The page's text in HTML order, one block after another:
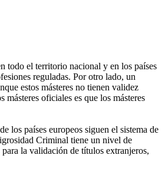
todo el territorio nacional y en los países
reguladas. Por otro lado, un
estos másteres no tienen validez
oficiales es que los másteres
los países europeos siguen el sistema de
Criminal tiene un nivel de
la validación de títulos extranjeros,